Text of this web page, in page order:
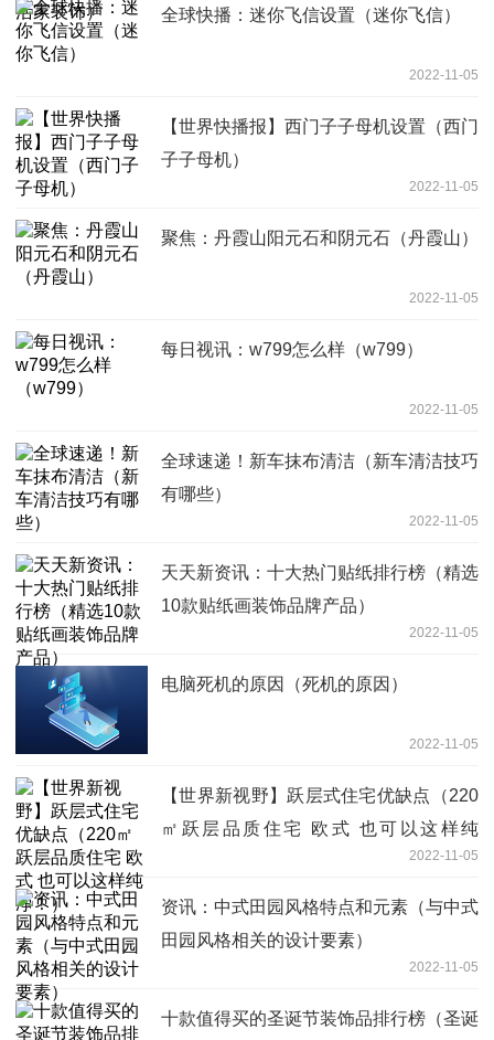
全球快播：迷你飞信设置（迷你飞信）
2022-11-05
【世界快播报】西门子子母机设置（西门
子子母机）
2022-11-05
聚焦：丹霞山阳元石和阴元石（丹霞山）
2022-11-05
每日视讯：w799怎么样（w799）
2022-11-05
全球速递！新车抹布清洁（新车清洁技巧
有哪些）
2022-11-05
天天新资讯：十大热门贴纸排行榜（精选
10款贴纸画装饰品牌产品）
2022-11-05
电脑死机的原因（死机的原因）
2022-11-05
【世界新视野】跃层式住宅优缺点（220
㎡跃层品质住宅 欧式 也可以这样纯
2022-11-05
资讯：中式田园风格特点和元素（与中式
田园风格相关的设计要素）
2022-11-05
十款值得买的圣诞节装饰品排行榜（圣诞